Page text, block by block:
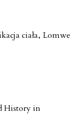
ciała, Lomwe
History in